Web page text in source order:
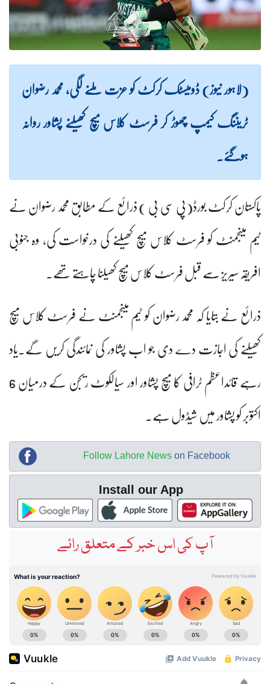
(لاہور نیوز) ڈومیسٹک کرکٹ کو عزت ملنے لگی، محمد رضوان
ٹریننگ کیمپ چھوڑ کر فرسٹ کلاس میچ کھیلنے پشاور روانہ
ہوگئے۔
پاکستان کرکٹ بورڈ(پی سی بی ) ذرائع کے مطابق محمد رضوان نے
ٹیم مینجمنٹ کو فرسٹ کلاس میچ کھیلنے کی درخواست کی، وہ جنوبی
افریقہ سیریز سے قبل فرسٹ کلاس میچ کھیلنا چاہتے تھے۔
ذرائع نے بتایا کہ محمد رضوان کو ٹیم مینجمنٹ نے فرسٹ کلاس میچ
کھیلنے کی اجازت دے دی جو اب پشاور کی نمائندگی کریں گے۔یاد
رہے قائداعظم ٹرافی کا میچ پشاور اور سیالکوٹ ریجن کے درمیان 6
اکتوبر کو پشاور میں شیڈول ہے۔
Follow Lahore News on Facebook
Install our App
آپ کی اس خبر کے متعلق رائے